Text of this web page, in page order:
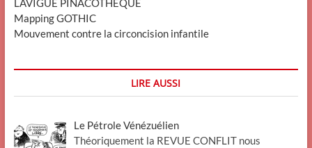
LAVIGUE PINACOTHEQUE
Mapping GOTHIC
Mouvement contre la circoncision infantile
LIRE AUSSI
Le Pétrole Vénézuélien
Théoriquement la REVUE CONFLIT nous